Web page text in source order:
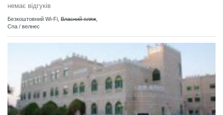
немає відгуків
Безкоштовний Wi-Fi, Власний пляж
Спа / велнес